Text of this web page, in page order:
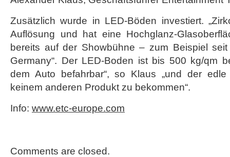
Zusätzlich wurde in LED-Böden investiert.
Auflösung und hat eine Hochglanz-
bereits auf der Showbühne – zum Beispiel
Germany“. Der LED-Boden ist bis 500 kg/qm
dem Auto befahrbar“, so Klaus „und der
keinem anderen Produkt zu bekommen“.
Info: www.etc-europe.com
Comments are closed.